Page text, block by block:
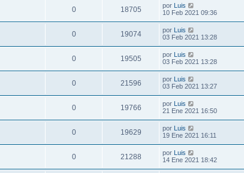
0 18705 por Luis
10 Feb 2021 09:36
0 19074 por Luis
03 Feb 2021 13:28
0 19505 por Luis
03 Feb 2021 13:28
0 21596 por Luis
03 Feb 2021 13:27
0 19766 por Luis
21 Ene 2021 16:50
0 19629 por Luis
19 Ene 2021 16:11
0 21288 por Luis
14 Ene 2021 18:42